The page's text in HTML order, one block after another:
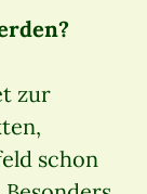
zur
schon